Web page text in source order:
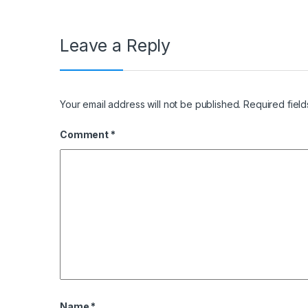
Leave a Reply
Your email address will not be published. Required
Comment *